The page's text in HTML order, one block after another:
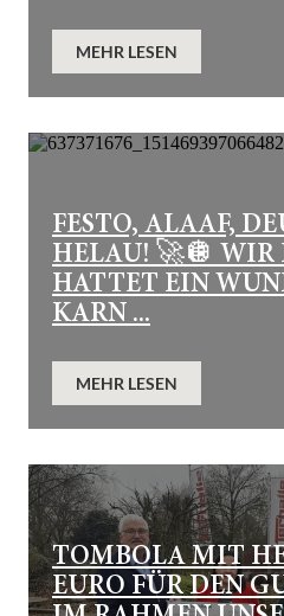
MEHR LESEN
FESTO, ALAAF,
HELAU! 🚀🪩 WIR
HATTET EIN
KARN ...
MEHR LESEN
TOMBOLA MIT
EURO FÜR DEN